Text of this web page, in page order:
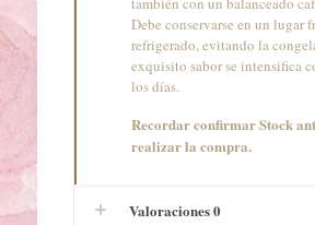
Debe conservarse en un lugar
refrigerado, evitando la
exquisito sabor se intensifica
los días.
Recordar confirmar Stock
realizar la compra.
Valoraciones0